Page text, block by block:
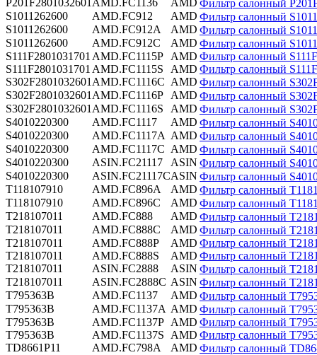
Фильтр салонный
S1011262600
AMD.FC912 AMD Фильтр салонный
S1011262600
AMD.FC912A AMD Фильтр салонный
S1011262600
AMD.FC912C AMD Фильтр салонный
S111F2801031701 AMD.FC1115P AMD Фильтр салонный
S111F2801031701 AMD.FC1115S AMD Фильтр салонный
S302F2801032601 AMD.FC1116C AMD Фильтр салонный
S302F2801032601 AMD.FC1116P AMD Фильтр салонный
S302F2801032601 AMD.FC1116S AMD Фильтр салонный
S4010220300
AMD.FC1117 AMD Фильтр салонный
S4010220300
AMD.FC1117A AMD Фильтр салонный
S4010220300
AMD.FC1117C AMD Фильтр салонный
S4010220300
ASIN.FC21117 ASIN Фильтр салонный
S4010220300
ASIN.FC21117CASIN Фильтр салонный
T118107910
AMD.FC896A AMD Фильтр салонный
T118107910
AMD.FC896C AMD Фильтр салонный
T218107011
AMD.FC888 AMD Фильтр салонный
T218107011
AMD.FC888C AMD Фильтр салонный
T218107011
AMD.FC888P AMD Фильтр салонный
T218107011
AMD.FC888S AMD Фильтр салонный
T218107011
ASIN.FC2888 ASIN Фильтр салонный
T218107011
ASIN.FC2888C ASIN Фильтр салонный
T795363B
AMD.FC1137 AMD Фильтр салонный
T795363B
AMD.FC1137A AMD Фильтр салонный
T795363B
AMD.FC1137P AMD Фильтр салонный
T795363B
AMD.FC1137S AMD Фильтр салонный
TD8661P11
AMD.FC798A AMD Фильтр салонный